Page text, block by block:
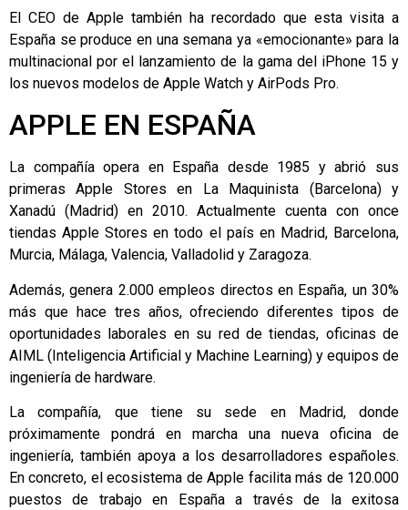
El CEO de Apple también ha recordado que esta visita a
España se produce en una semana ya «emocionante» para la
multinacional por el lanzamiento de la gama del iPhone 15 y
los nuevos modelos de Apple Watch y AirPods Pro.
APPLE EN ESPAÑA
La compañía opera en España desde 1985 y abrió sus
primeras Apple Stores en La Maquinista (Barcelona) y
Xanadú (Madrid) en 2010. Actualmente cuenta con once
tiendas Apple Stores en todo el país en Madrid, Barcelona,
Murcia, Málaga, Valencia, Valladolid y Zaragoza.
Además, genera 2.000 empleos directos en España, un 30%
más que hace tres años, ofreciendo diferentes tipos de
oportunidades laborales en su red de tiendas, oficinas de
AIML (Inteligencia Artificial y Machine Learning) y equipos de
ingeniería de hardware.
La compañía, que tiene su sede en Madrid, donde
próximamente pondrá en marcha una nueva oficina de
ingeniería, también apoya a los desarrolladores españoles.
En concreto, el ecosistema de Apple facilita más de 120.000
puestos de trabajo en España a través de la exitosa